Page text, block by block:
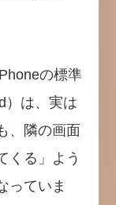
の標準
）は、実は
、隣の画面
くる」よう
っていま